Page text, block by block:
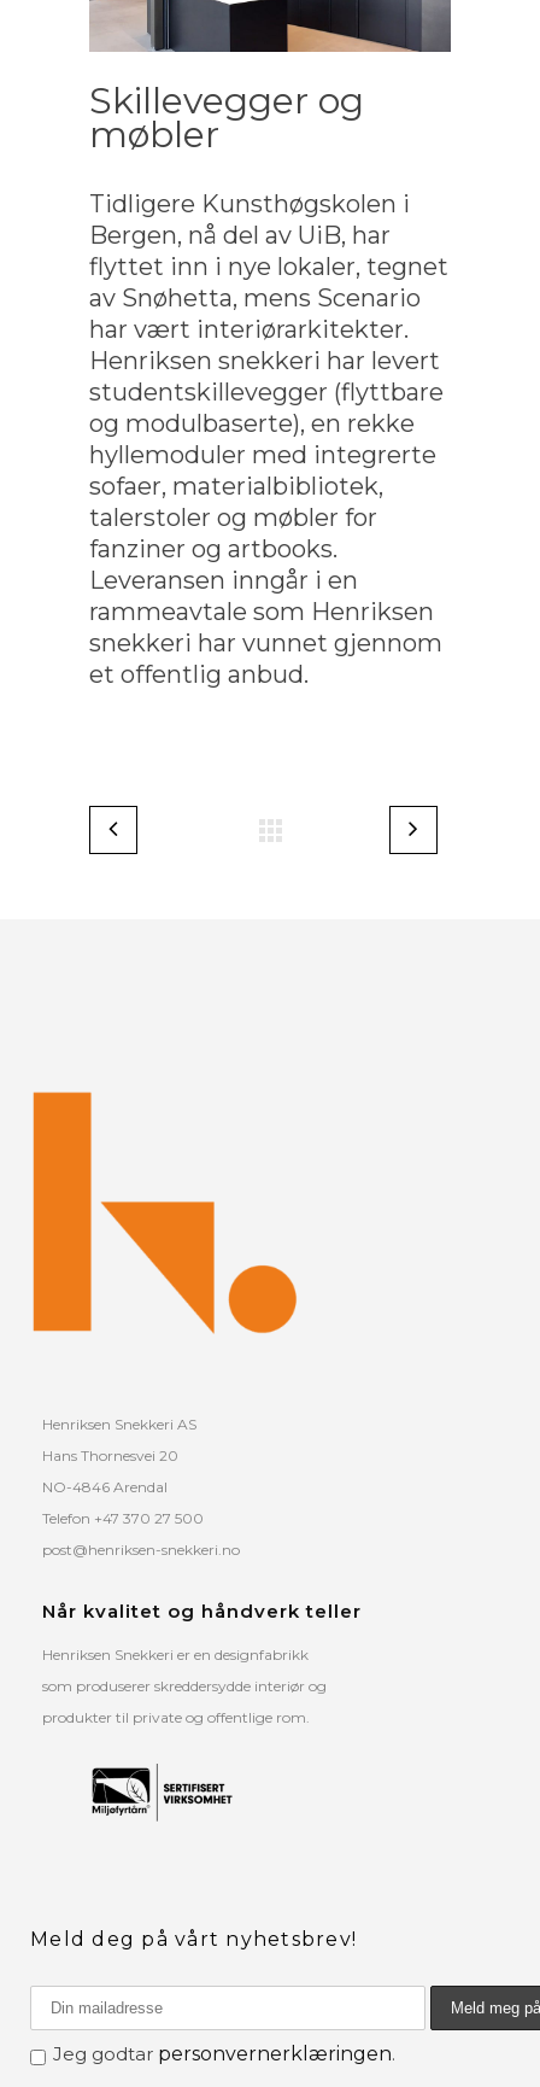
Skillevegger og
møbler
Tidligere Kunsthøgskolen i
Bergen, nå del av UiB, har
flyttet inn i nye lokaler, tegnet
av Snøhetta, mens Scenario
har vært interiørarkitekter.
Henriksen snekkeri har levert
studentskillevegger (flyttbare
og modulbaserte), en rekke
hyllemoduler med integrerte
sofaer, materialbibliotek,
talerstoler og møbler for
fanziner og artbooks.
Leveransen inngår i en
rammeavtale som Henriksen
snekkeri har vunnet gjennom
et offentlig anbud.
Henriksen Snekkeri AS
Hans Thornesvei 20
NO-4846 Arendal
Telefon +47 370 27 500
post@henriksen-snekkeri.no
Når kvalitet og håndverk teller
Henriksen Snekkeri er en designfabrikk
som produserer skreddersydde interiør og
produkter til private og offentlige rom.
Meld deg på vårt nyhetsbrev!
Jeg godtar personvernerklæringen.